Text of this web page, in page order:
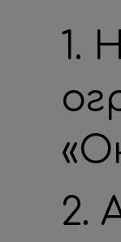
1.
2.